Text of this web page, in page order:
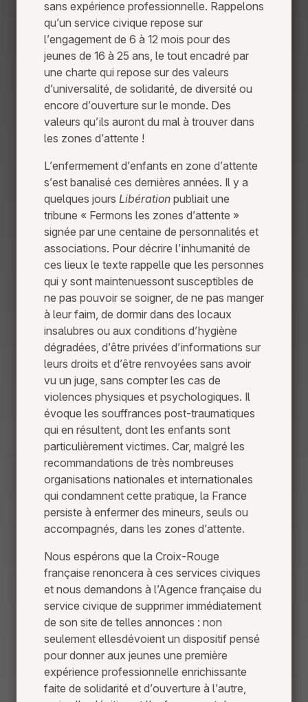
sans expérience professionnelle. Rappelons
qu’un service civique repose sur
l’engagement de 6 à 12 mois pour des
jeunes de 16 à 25 ans, le tout encadré par
une charte qui repose sur des valeurs
d’universalité, de solidarité, de diversité ou
encore d’ouverture sur le monde. Des
valeurs qu’ils auront du mal à trouver dans
les zones d’attente !
L’enfermement d’enfants en zone d’attente
s’est banalisé ces dernières années. Il y a
quelques jours Libération publiait une
tribune « Fermons les zones d’attente »
signée par une centaine de personnalités et
associations. Pour décrire l’inhumanité de
ces lieux le texte rappelle que les personnes
qui y sont maintenuessont susceptibles de
ne pas pouvoir se soigner, de ne pas manger
à leur faim, de dormir dans des locaux
insalubres ou aux conditions d’hygiène
dégradées, d’être privées d’informations sur
leurs droits et d’être renvoyées sans avoir
vu un juge, sans compter les cas de
violences physiques et psychologiques. Il
évoque les souffrances post-traumatiques
qui en résultent, dont les enfants sont
particulièrement victimes. Car, malgré les
recommandations de très nombreuses
organisations nationales et internationales
qui condamnent cette pratique, la France
persiste à enfermer des mineurs, seuls ou
accompagnés, dans les zones d’attente.
Nous espérons que la Croix-Rouge
française renoncera à ces services civiques
et nous demandons à l’Agence française du
service civique de supprimer immédiatement
de son site de telles annonces : non
seulement ellesdévoient un dispositif pensé
pour donner aux jeunes une première
expérience professionnelle enrichissante
faite de solidarité et d’ouverture à l’autre,